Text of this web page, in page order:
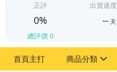
正評
0%
總評價 0
出貨速度
-- 天
首頁主打 商品分類